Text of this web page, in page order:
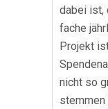
dabei ist,
fache
Projekt
nicht so
stemmen